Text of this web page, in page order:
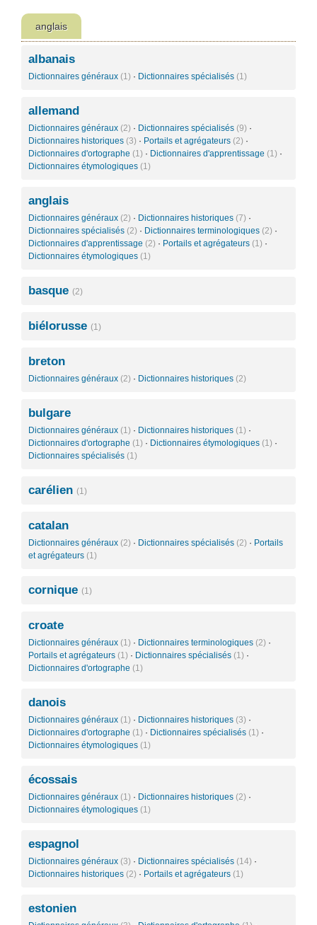
anglais
albanais
Dictionnaires généraux (1) · Dictionnaires spécialisés (1)
allemand
Dictionnaires généraux (2) · Dictionnaires spécialisés (9) ·
Dictionnaires historiques (3) · Portails et agrégateurs (2) ·
Dictionnaires d'ortographe (1) · Dictionnaires d'apprentissage (1) ·
Dictionnaires étymologiques (1)
anglais
Dictionnaires généraux (2) · Dictionnaires historiques (7) ·
Dictionnaires spécialisés (2) · Dictionnaires terminologiques (2) ·
Dictionnaires d'apprentissage (2) · Portails et agrégateurs (1) ·
Dictionnaires étymologiques (1)
basque (2)
biélorusse (1)
breton
Dictionnaires généraux (2) · Dictionnaires historiques (2)
bulgare
Dictionnaires généraux (1) · Dictionnaires historiques (1) ·
Dictionnaires d'ortographe (1) · Dictionnaires étymologiques (1) ·
Dictionnaires spécialisés (1)
carélien (1)
catalan
Dictionnaires généraux (2) · Dictionnaires spécialisés (2) · Portails
et agrégateurs (1)
cornique (1)
croate
Dictionnaires généraux (1) · Dictionnaires terminologiques (2) ·
Portails et agrégateurs (1) · Dictionnaires spécialisés (1) ·
Dictionnaires d'ortographe (1)
danois
Dictionnaires généraux (1) · Dictionnaires historiques (3) ·
Dictionnaires d'ortographe (1) · Dictionnaires spécialisés (1) ·
Dictionnaires étymologiques (1)
écossais
Dictionnaires généraux (1) · Dictionnaires historiques (2) ·
Dictionnaires étymologiques (1)
espagnol
Dictionnaires généraux (3) · Dictionnaires spécialisés (14) ·
Dictionnaires historiques (2) · Portails et agrégateurs (1)
estonien